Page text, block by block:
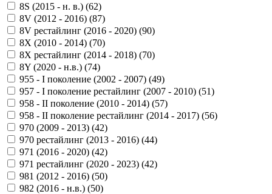
8S (2015 - н. в.) (62)
8V (2012 - 2016) (87)
8V рестайлинг (2016 - 2020) (90)
8X (2010 - 2014) (70)
8X рестайлинг (2014 - 2018) (70)
8Y (2020 - н.в.) (74)
955 - I поколение (2002 - 2007) (49)
957 - I поколение рестайлинг (2007 - 2010) (51)
958 - II поколение (2010 - 2014) (57)
958 - II поколение рестайлинг (2014 - 2017) (56)
970 (2009 - 2013) (42)
970 рестайлинг (2013 - 2016) (44)
971 (2016 - 2020) (42)
971 рестайлинг (2020 - 2023) (42)
981 (2012 - 2016) (50)
982 (2016 - н.в.) (50)